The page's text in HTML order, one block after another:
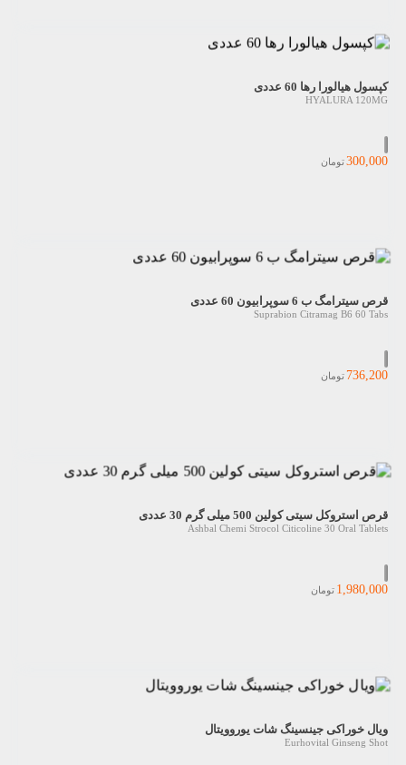
کپسول هیالورا رها 60 عددی
HYALURA 120MG
300,000تومان
قرص سیترامگ ب 6 سوپرابیون 60 عددی
Suprabion Citramag B6 60 Tabs
736,200 تومان
قرص استروکل سیتی کولین 500 میلی گرم 30 عددی
Ashbal Chemi Strocol Citicoline 30 Oral Tablets
1,980,000 تومان
ویال خوراکی جینسینگ شات یوروویتال
Eurhovital Ginseng Shot